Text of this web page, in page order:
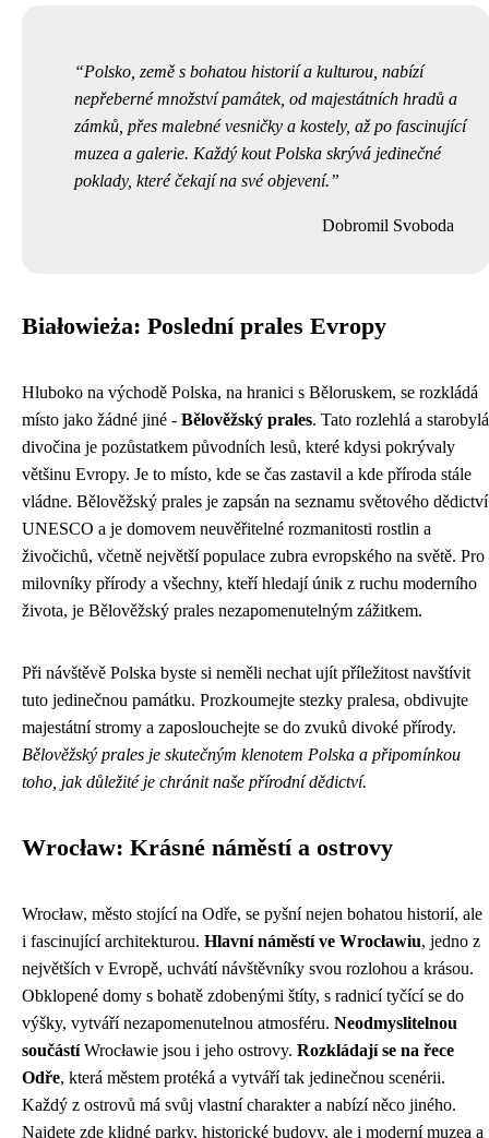
Polsko, země s bohatou historií a kulturou, nabízí
nepřeberné množství památek, od majestátních hradů a
zámků, přes malebné vesničky a kostely, až po fascinující
muzea a galerie. Každý kout Polska skrývá jedinečné
poklady, které čekají na své objevení.
Dobromil Svoboda
Białowieża: Poslední prales Evropy
Hluboko na východě Polska, na hranici s Běloruskem, se rozkládá
místo jako žádné jiné - Bělověžský prales. Tato rozlehlá a starobylá
divočina je pozůstatkem původních lesů, které kdysi pokrývaly
většinu Evropy. Je to místo, kde se čas zastavil a kde příroda stále
vládne. Bělověžský prales je zapsán na seznamu světového dědictví
UNESCO a je domovem neuvěřitelné rozmanitosti rostlin a
živočichů, včetně největší populace zubra evropského na světě. Pro
milovníky přírody a všechny, kteří hledají únik z ruchu moderního
života, je Bělověžský prales nezapomenutelným zážitkem.
Při návštěvě Polska byste si neměli nechat ujít příležitost navštívit
tuto jedinečnou památku. Prozkoumejte stezky pralesa, obdivujte
majestátní stromy a zaposlouchejte se do zvuků divoké přírody.
Bělověžský prales je skutečným klenotem Polska a připomínkou
toho, jak důležité je chránit naše přírodní dědictví.
Wrocław: Krásné náměstí a ostrovy
Wrocław, město stojící na Odře, se pyšní nejen bohatou historií, ale
i fascinující architekturou. Hlavní náměstí ve Wrocławiu, jedno z
největších v Evropě, uchvátí návštěvníky svou rozlohou a krásou.
Obklopené domy s bohatě zdobenými štíty, s radnicí tyčící se do
výšky, vytváří nezapomenutelnou atmosféru. Neodmyslitelnou
součástíWrocławie jsou i jeho ostrovy. Rozkládají se na řece
Odře, která městem protéká a vytváří tak jedinečnou scenérii.
Každý z ostrovů má svůj vlastní charakter a nabízí něco jiného.
Najdete zde klidné parky, historické budovy, ale i moderní muzea a